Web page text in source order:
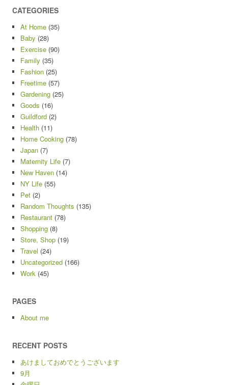
CATEGORIES
At Home (35)
Baby (28)
Exercise (90)
Family (35)
Fashion (25)
Freetime (57)
Gardening (25)
Goods (16)
Guildford (2)
Health (11)
Home Cooking (78)
Japan (7)
Maternity Life (7)
New Haven (14)
NY Life (55)
Pet (2)
Random Thoughts (135)
Restaurant (78)
Shopping (8)
Store, Shop (19)
Travel (24)
Uncategorized (166)
Work (45)
PAGES
About me
RECENT POSTS
あけましておめでとうございます
9月